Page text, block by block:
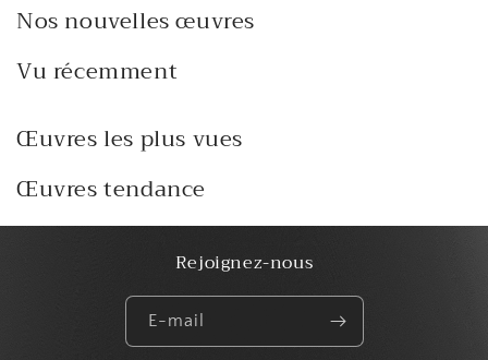
Nos nouvelles œuvres
Vu récemment
Œuvres les plus vues
Œuvres tendance
Rejoignez-nous
E-mail